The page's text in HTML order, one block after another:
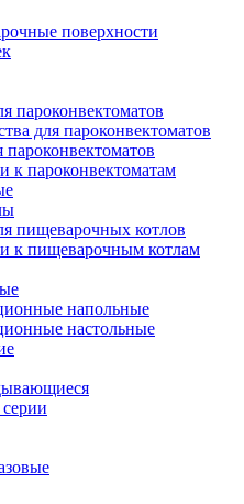
поверхности
пароконвектоматов
для пароконвектоматов
пароконвектоматов
к пароконвектоматам
пищеварочных котлов
к пищеварочным котлам
напольные
настольные